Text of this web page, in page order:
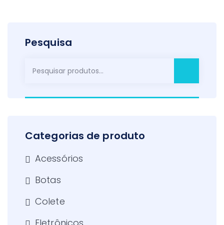
Pesquisa
Pesquisar
Categorias de produto
Acessórios
Botas
Colete